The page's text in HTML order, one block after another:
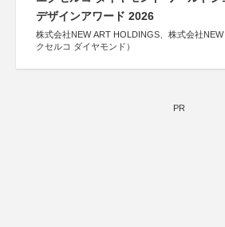
デザインアワード 2026
株式会社NEW ART HOLDINGS、株式会社NEW
クセルコ ダイヤモンド）
PR